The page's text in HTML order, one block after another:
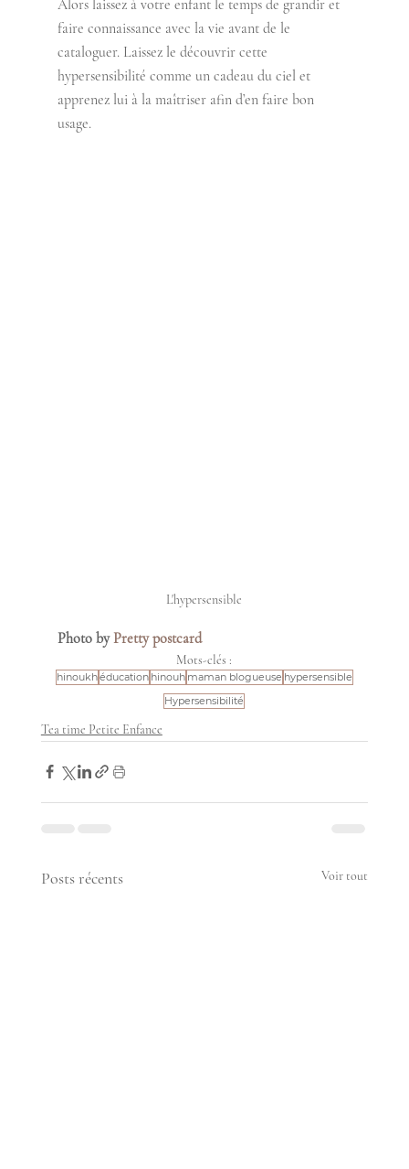
Alors laissez à votre enfant le temps de grandir et
faire connaissance avec la vie avant de le
cataloguer. Laissez le découvrir cette
hypersensibilité comme un cadeau du ciel et
apprenez lui à la maîtriser afin d’en faire bon
usage.
L'hypersensible
Photo by Pretty postcard
Mots-clés :
hinoukhéducation hinouh maman blogueuse hypersensible
Hypersensibilité
Tea time Petite Enfance
Posts récents Voir tout